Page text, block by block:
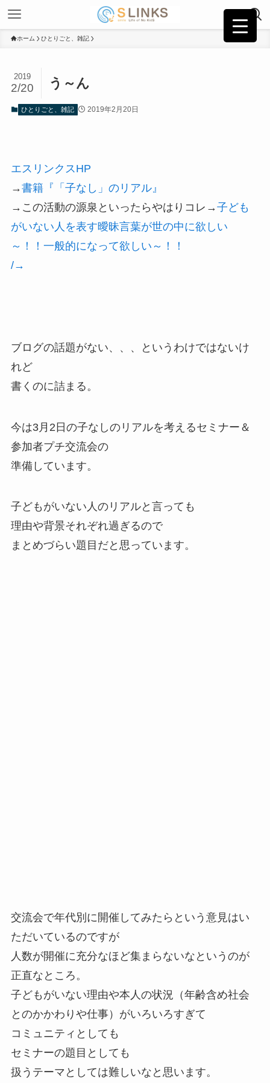
ホーム ひとりごと、雑記
う～ん
2019
2/20
ひとりごと、雑記 2019年2月20日
エスリンクスHP
→書籍『「子なし」のリアル』
→この活動の源泉といったらやはりコレ→子ども
がいない人を表す曖昧言葉が世の中に欲しい
～！！一般的になって欲しい～！！
/→
ブログの話題がない、、、というわけではないけ
れど
書くのに詰まる。
今は3月2日の子なしのリアルを考えるセミナー＆
参加者プチ交流会の
準備しています。
子どもがいない人のリアルと言っても
理由や背景それぞれ過ぎるので
まとめづらい題目だと思っています。
交流会で年代別に開催してみたらという意見はい
ただいているのですが
人数が開催に充分なほど集まらないなというのが
正直なところ。
子どもがいない理由や本人の状況（年齢含め社会
とのかかわりや仕事）がいろいろすぎて
コミュニティとしても
セミナーの題目としても
扱うテーマとしては難しいなと思います。